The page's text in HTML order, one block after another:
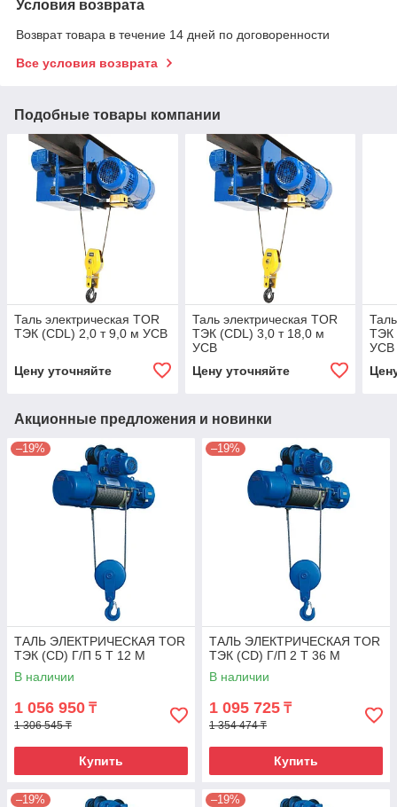
Условия возврата
Возврат товара в течение 14 дней по договоренности
Все условия возврата
Подобные товары компании
Таль электрическая TOR
ТЭК (CDL) 2,0 т 9,0 м УСВ
Цену уточняйте
Таль электрическая TOR
ТЭК (CDL) 3,0 т 18,0 м
УСВ
Цену уточняйте
ТЭК
УСВ
Акционные предложения и новинки
–19%
ТАЛЬ ЭЛЕКТРИЧЕСКАЯ TOR
ТЭК (CD) Г/П 5 Т 12 М
В наличии
1 056 950 ₸
1 306 545 ₸
Купить
–19%
ТАЛЬ ЭЛЕКТРИЧЕСКАЯ TOR
ТЭК (CD) Г/П 2 Т 36 М
В наличии
1 095 725 ₸
1 354 474 ₸
Купить
–19% –19%